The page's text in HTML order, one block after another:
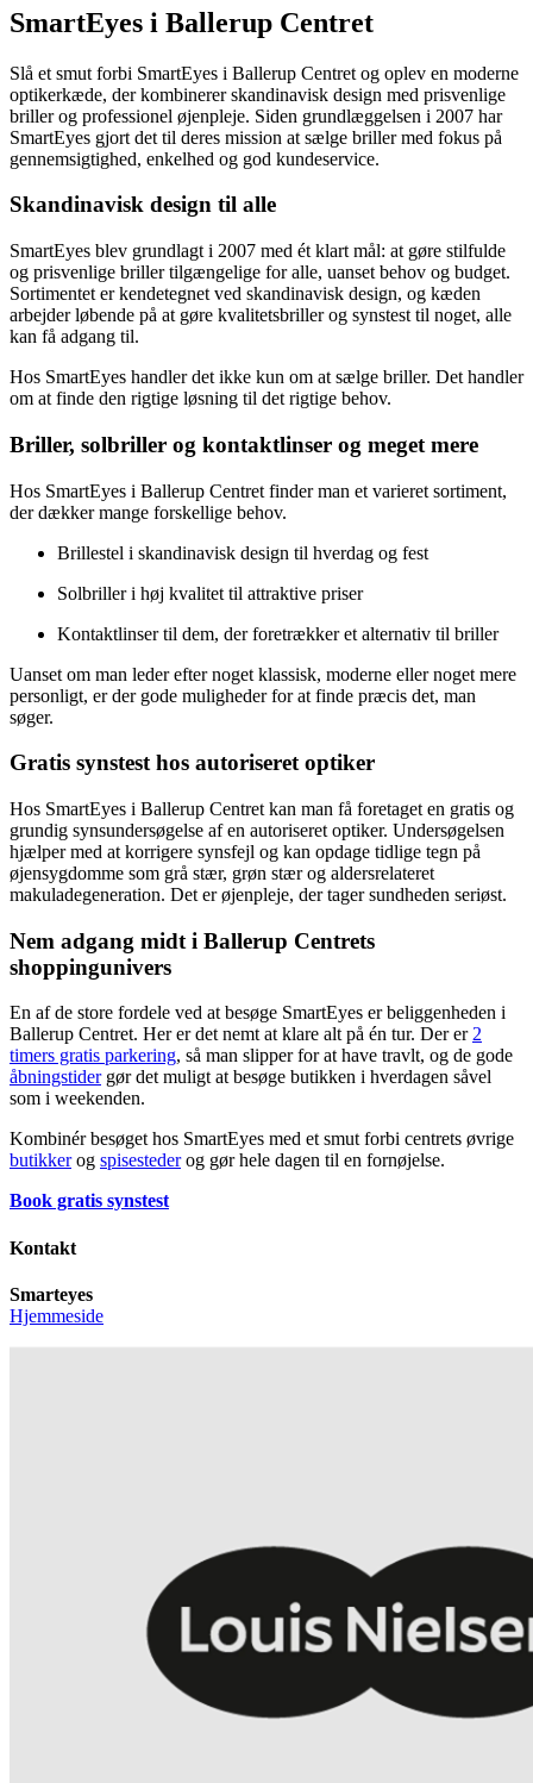
SmartEyes i Ballerup Centret
Slå et smut forbi SmartEyes i Ballerup Centret og oplev en moderne
optikerkæde, der kombinerer skandinavisk design med prisvenlige
briller og professionel øjenpleje. Siden grundlæggelsen i 2007 har
SmartEyes gjort det til deres mission at sælge briller med fokus på
gennemsigtighed, enkelhed og god kundeservice.
Skandinavisk design til alle
SmartEyes blev grundlagt i 2007 med ét klart mål: at gøre stilfulde
og prisvenlige briller tilgængelige for alle, uanset behov og budget.
Sortimentet er kendetegnet ved skandinavisk design, og kæden
arbejder løbende på at gøre kvalitetsbriller og synstest til noget, alle
kan få adgang til.
Hos SmartEyes handler det ikke kun om at sælge briller. Det handler
om at finde den rigtige løsning til det rigtige behov.
Briller, solbriller og kontaktlinser og meget mere
Hos SmartEyes i Ballerup Centret finder man et varieret sortiment,
der dækker mange forskellige behov.
Brillestel i skandinavisk design til hverdag og fest
Solbriller i høj kvalitet til attraktive priser
Kontaktlinser til dem, der foretrækker et alternativ til briller
Uanset om man leder efter noget klassisk, moderne eller noget mere
personligt, er der gode muligheder for at finde præcis det, man
søger.
Gratis synstest hos autoriseret optiker
Hos SmartEyes i Ballerup Centret kan man få foretaget en gratis og
grundig synsundersøgelse af en autoriseret optiker. Undersøgelsen
hjælper med at korrigere synsfejl og kan opdage tidlige tegn på
øjensygdomme som grå stær, grøn stær og aldersrelateret
makuladegeneration. Det er øjenpleje, der tager sundheden seriøst.
Nem adgang midt i Ballerup Centrets
shoppingunivers
En af de store fordele ved at besøge SmartEyes er beliggenheden i
Ballerup Centret. Her er det nemt at klare alt på én tur. Der er2
timers gratis parkering, så man slipper for at have travlt, og de gode
åbningstidergør det muligt at besøge butikken i hverdagen såvel
som i weekenden.
Kombinér besøget hos SmartEyes med et smut forbi centrets øvrige
butikkerog spisestederog gør hele dagen til en fornøjelse.
Book gratis synstest
Kontakt
Smarteyes
Hjemmeside